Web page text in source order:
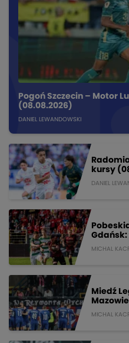
Pogoń Szczecin – Motor
(08.08.2026)
DANIEL LEWANDOWSKI
kursy
DANIEL
Gdańsk:
MICHAL
Miedź
MICHAL